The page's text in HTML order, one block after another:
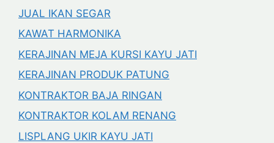
JUAL IKAN SEGAR
KAWAT HARMONIKA
KERAJINAN MEJA KURSI KAYU JATI
KERAJINAN PRODUK PATUNG
KONTRAKTOR BAJA RINGAN
KONTRAKTOR KOLAM RENANG
LISPLANG UKIR KAYU JATI